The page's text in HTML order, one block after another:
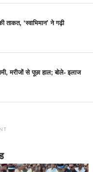
ताकत, ‘स्वाभिमान’ ने गढ़ी
मरीजों से पूछा हाल; बोले- इलाज